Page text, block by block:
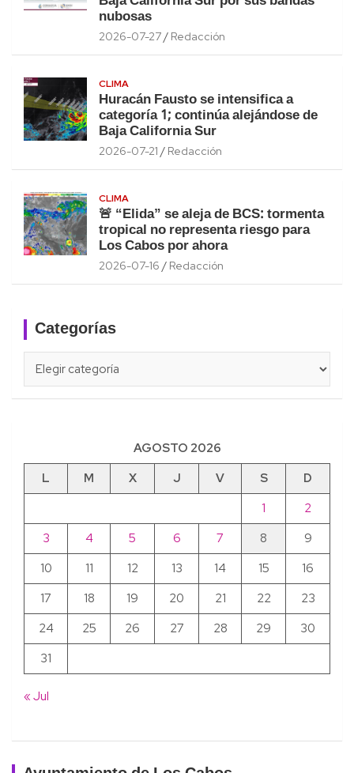
nubosas
2026-07-27 Redacción
CLIMA
Huracán Fausto se intensifica a
categoría 1; continúa alejándose de
Baja California Sur
2026-07-21 Redacción
CLIMA
🚨 “Elida” se aleja de BCS: tormenta
tropical no representa riesgo para
Los Cabos por ahora
2026-07-16 Redacción
Categorías
AGOSTO 2026
L
M X J V S
D
1
2
3
4 5 6 7 8
9
10
11 12 13 14 15
16
17
18 19 20 21 22
23
24
25 26 27 28 29
30
31
« Jul